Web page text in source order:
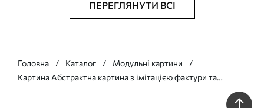
ПЕРЕГЛЯНУТИ ВСІ
Головна Каталог
Модульні картини
Картина Абстрактна картина з імітацією фактури та
мазками пензля білого, синього та бежевого кольорів Арт.